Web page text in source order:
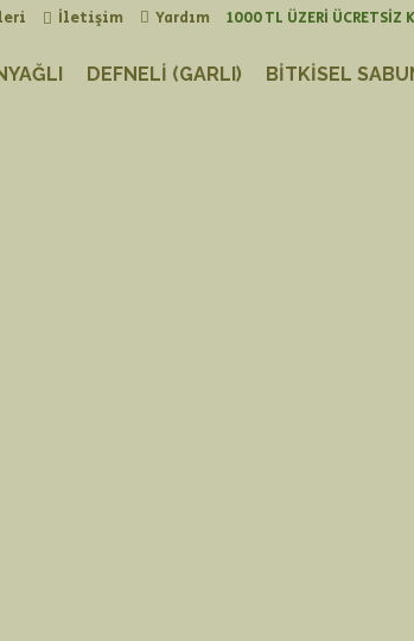
İletişim Yardım 1000 TL ÜZERİ ÜCRETSİZ
DEFNELI (GARLI) BITKISEL